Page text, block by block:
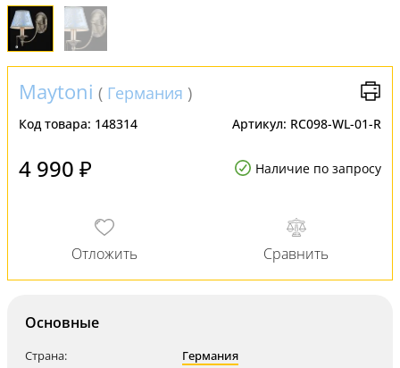
Maytoni ( Германия )
Код товара: 148314 Артикул: RC098-WL-01-R
4 990 ₽ Наличие по запросу
Основные
Страна:
Германия